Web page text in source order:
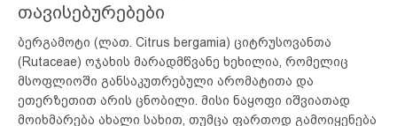
თავისებურებები
ბერგამოტი (ლათ. Citrus bergamia) ციტრუსოვანთა
(Rutaceae) ოჯახის მარადმწვანე ხეხილია, რომელიც
მსოფლიოში განსაკუთრებული არომატითა და
ეთერზეთით არის ცნობილი. მისი ნაყოფი იშვიათად
მოიხმარება ახალი სახით, თუმცა ფართოდ გამოიყენება